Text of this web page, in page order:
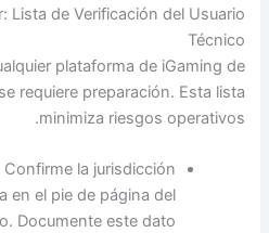
Lista de Verificación del Usuario
Técnico
plataforma de iGaming de
requiere preparación. Esta lista
minimiza riesgos operativos.
Confirme la jurisdicción
en el pie de página del
Documente este dato.